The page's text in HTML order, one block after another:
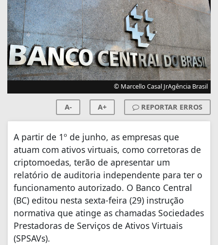
© Marcello Casal JrAgência Brasil
A- A+ REPORTAR ERROS
A partir de 1º de junho, as empresas que
atuam com ativos virtuais, como corretoras de
criptomoedas, terão de apresentar um
relatório de auditoria independente para ter o
funcionamento autorizado. O Banco Central
(BC) editou nesta sexta-feira (29) instrução
normativa que atinge as chamadas Sociedades
Prestadoras de Serviços de Ativos Virtuais
(SPSAVs).